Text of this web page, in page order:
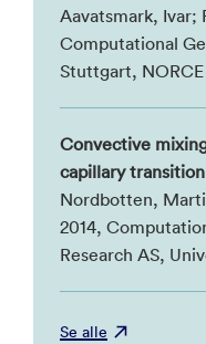
Aavatsmark, Ivar;
Computational
Stuttgart, NORCE
Convective
capillary
Nordbotten,
2014,
Research AS,
Se alle